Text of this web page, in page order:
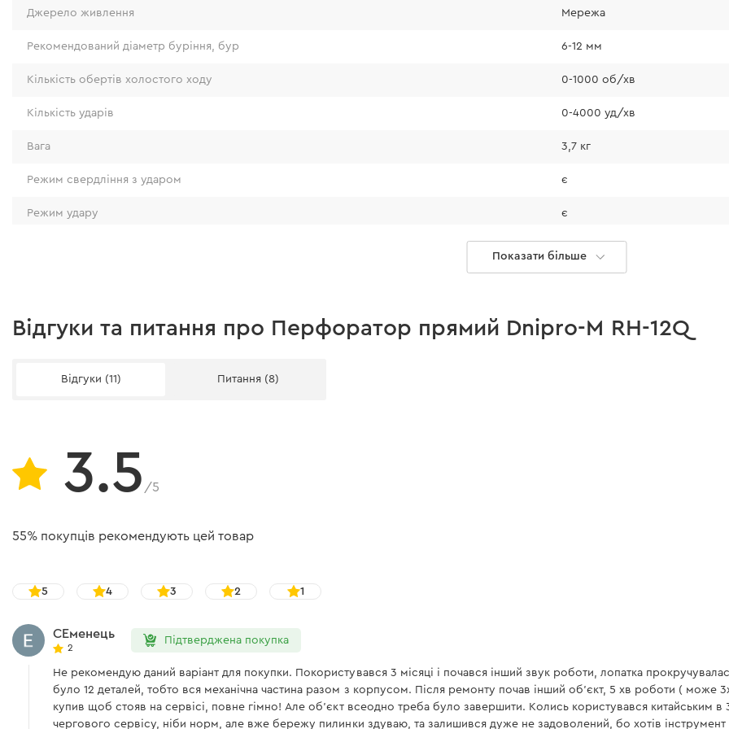
Посилений корпус
які виникають при силовому вилученні оснащення, що заклинило
підвищує опір до стирання і подряпин.
Елементи
Корпус редуктора
Джерело живлення Мережа
Рекомендований діаметр буріння, бур 6-12 мм
Кількість обертів холостого ходу 0-1000 об/хв
Кількість ударів 0-4000 уд/хв
Вага 3,7 кг
Режим свердління з ударом є
Режим удару є
Діаметр свердління: дерево
Довжина мережевого кабелю
Фіксація кнопки включення
Значення шуму, Lpa, рівень тиску звукового випромінювання
Значення шуму, Lwa, рівень звукової потужності 99 дБ(А)
Значення вібрації ahHD при свердлінні бетону 14 м/с2
Показати більше
Відгуки та питання про Перфоратор прямий Dnipro-M RH-12Q
Відгуки (11) Питання (8)
3.5 /5
55% покупців рекомендують цей товар
5 4 3 2 1
СЕменець
2
Підтверджена покупка
Не рекомендую даний варіант для покупки. Покористувався 3 місяці і почався інший звук роботи, лопатка
було 12 деталей, тобто вся механічна частина разом з корпусом. Після ремонту почав інший об'єкт, 5 хв роботи ( може
купив щоб стояв на сервісі, повне гімно! Але об'єкт всеодно треба було завершити. Колись користувався
чергового сервісу, ніби норм, але вже бережу пилинки здуваю, та залишився дуже не задоволений, бо хотів